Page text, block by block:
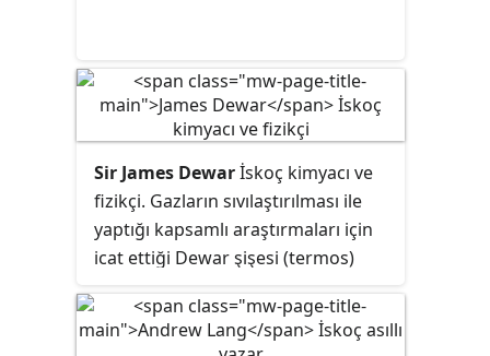
umutlara kapılmamayı ve başarı
yolunda uğraş vererek sessizce
ilerlemeyi öğretir.
Sir James Dewarİskoç kimyacı ve
fizikçi. Gazların sıvılaştırılması ile
yaptığı kapsamlı araştırmaları için
icat ettiği Dewar şişesi (termos)
özellikle atomik ve moleküler
spektroskopi alanlarıyla da